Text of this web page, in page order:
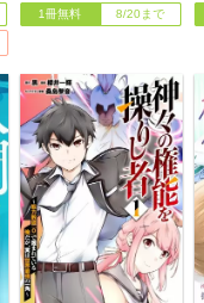
1冊無料 8/20まで